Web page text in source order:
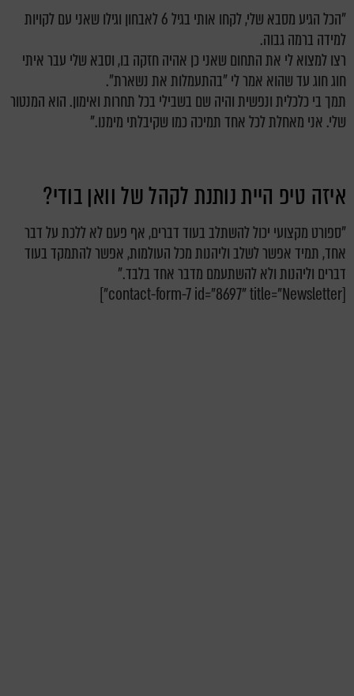
"הכל הגיע מסבא שלי, לקחו אותי בגיל 6 לאבחון וגילו שאני עם לקויות
למידה ברמה גבוה.
רצו למצוא לי את התחום שאני כן אהיה חזקה בו, וסבא שלי עבר איתי
חוג חוג עד שהוא אמר לי "בהתעמלות את נשארת".
תמך בי כלכלית ונפשית והיה שם בשבילי בכל תחרות ואימון. הוא המנטור
שלי. אני מאחלת לכל אחד תמיכה כמו שקיבלתי מימנו."
איזה טיפ היית נותנת לקהל של וואן בודי?
"ספורט מקצועי יכול להשתלב בעוד דברים, אף פעם לא ללכת על דבר
אחד,תמיד אפשר לשלב וליהנות מכל העולמות, אפשר להתמקד בעוד
דברים וליהנות ולא להשתעמם מדבר אחד בלבד."
[contact-form-7 id="8697" title="Newsletter"]